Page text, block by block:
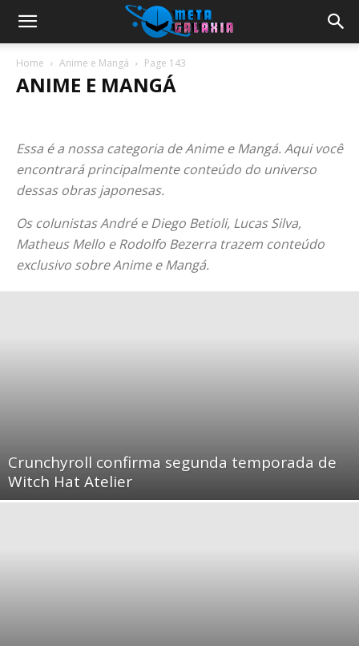
Home Anime e Mangá Page 143
ANIME E MANGÁ
Essa é a nossa categoria de Anime e Mangá. Aqui você
encontrará principalmente conteúdo do universo
dessas obras japonesas.
Os colunistas André e Diego Betioli, Lucas Silva,
Matheus Mello e Rodolfo Bezerra trazem conteúdo
exclusivo sobre Anime e Mangá.
Crunchyroll confirma segunda temporada de
Witch Hat Atelier